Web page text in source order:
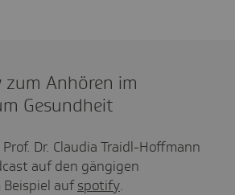
zum Anhören im
Gesundheit
Dr. Claudia Traidl-Hoffmann
auf den gängigen
aufspotify.